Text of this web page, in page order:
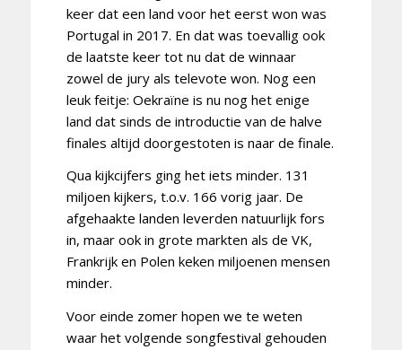
keer dat een land voor het eerst won was
Portugal in 2017. En dat was toevallig ook
de laatste keer tot nu dat de winnaar
zowel de jury als televote won. Nog een
leuk feitje: Oekraïne is nu nog het enige
land dat sinds de introductie van de halve
finales altijd doorgestoten is naar de finale.
Qua kijkcijfers ging het iets minder. 131
miljoen kijkers, t.o.v. 166 vorig jaar. De
afgehaakte landen leverden natuurlijk fors
in, maar ook in grote markten als de VK,
Frankrijk en Polen keken miljoenen mensen
minder.
Voor einde zomer hopen we te weten
waar het volgende songfestival gehouden